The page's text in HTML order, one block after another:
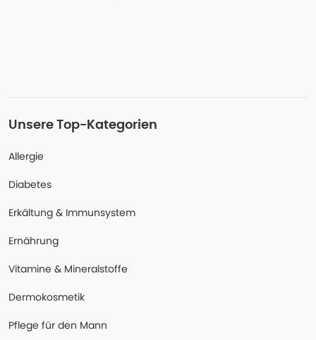
Unsere Top-Kategorien
Allergie
Diabetes
Erkältung & Immunsystem
Ernährung
Vitamine & Mineralstoffe
Dermokosmetik
Pflege für den Mann